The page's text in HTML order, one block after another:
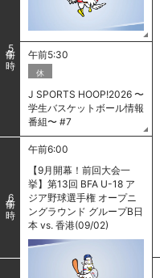
5
午前5:30
休
J SPORTS HOOP!2026 〜
学生バスケットボール情報
番組〜 #7
6
午前6:00
【9月開幕！前回大会一
挙】第13回 BFA U-18 ア
ジア野球選手権 オープニ
ングラウンド グループB日
本 vs. 香港(09/02)